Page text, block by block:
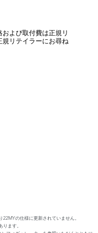
よび取付費は正規リ
リテイラーにお尋ね
の仕様に更新されていません。
ます。